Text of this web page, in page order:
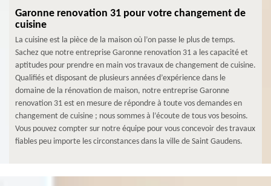
Garonne renovation 31 pour votre changement de
cuisine
La cuisine est la pièce de la maison où l’on passe le plus de temps.
Sachez que notre entreprise Garonne renovation 31 a les capacité et
aptitudes pour prendre en main vos travaux de changement de cuisine.
Qualifiés et disposant de plusieurs années d’expérience dans le
domaine de la rénovation de maison, notre entreprise Garonne
renovation 31 est en mesure de répondre à toute vos demandes en
changement de cuisine ; nous sommes à l’écoute de tous vos besoins.
Vous pouvez compter sur notre équipe pour vous concevoir des travaux
fiables peu importe les circonstances dans la ville de Saint Gaudens.